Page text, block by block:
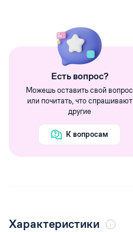
Eсть вопрос?
Можешь оставить свой вопрос
или почитать, что спрашивают
другие
К вопросам
Характеристики